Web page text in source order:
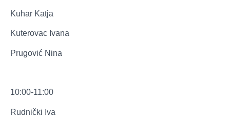
Kuhar Katja
Kuterovac Ivana
Prugović Nina
10:00-11:00
Rudnički Iva